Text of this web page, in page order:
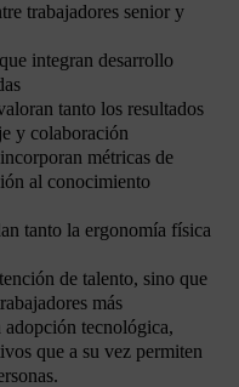
trabajadores senior y
integran desarrollo
tanto los resultados
y colaboración
métricas de
al conocimiento
tanto la ergonomía física
de talento, sino que
más
tecnológica,
que a su vez permiten